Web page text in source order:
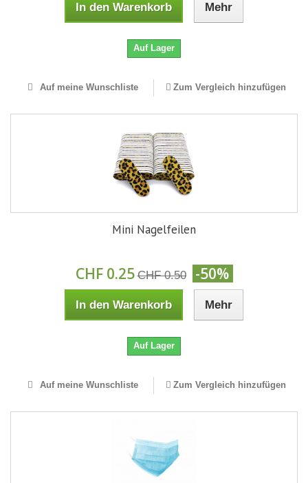
In den Warenkorb Mehr
Auf Lager
Auf meine Wunschliste Zum Vergleich hinzufügen
Mini Nagelfeilen
CHF 0.25 CHF 0.50 -50%
In den Warenkorb Mehr
Auf Lager
Auf meine Wunschliste Zum Vergleich hinzufügen